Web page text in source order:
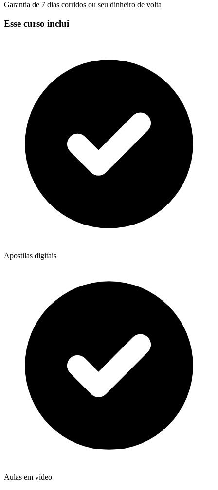
Garantia de 7 dias corridos ou seu dinheiro de volta
Esse curso inclui
Apostilas digitais
Aulas em vídeo